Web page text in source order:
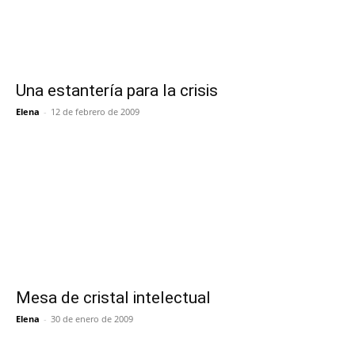
Una estantería para la crisis
Elena - 12 de febrero de 2009
Mesa de cristal intelectual
Elena - 30 de enero de 2009